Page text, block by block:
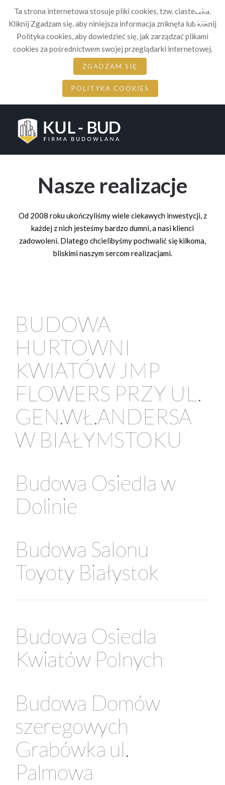
Ta strona internetowa stosuje pliki cookies, tzw. ciasteczka.
Kliknij Zgadzam się, aby niniejsza informacja zniknęła lub kliknij
Polityka cookies, aby dowiedzieć się, jak zarządzać plikami
cookies za pośrednictwem swojej przeglądarki internetowej.
ZGADZAM SIĘ
POLITYKA COOKIES
☰
Nasze realizacje
Od 2008 roku ukończyliśmy wiele ciekawych inwestycji, z
każdej z nich jesteśmy bardzo dumni, a nasi klienci
zadowoleni. Dlatego chcielibyśmy pochwalić się kilkoma,
bliskimi naszym sercom realizacjami.
BUDOWA
HURTOWNI
KWIATÓW JMP
FLOWERS PRZY UL.
GEN.WŁ.ANDERSA
W BIAŁYMSTOKU
Budowa Osiedla w
Dolinie
Budowa Salonu
Toyoty Białystok
Budowa Osiedla
Kwiatów Polnych
Budowa Domów
szeregowych
Grabówka ul.
Palmowa